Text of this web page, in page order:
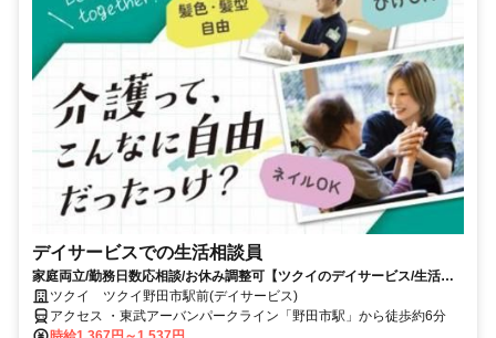
デイサービスでの生活相談員
家庭両立/勤務日数応相談/お休み調整可【ツクイのデイサービス/生活相
談員求人】
ツクイ ツクイ野田市駅前(デイサービス)
アクセス ・東武アーバンパークライン「野田市駅」から徒歩約6分